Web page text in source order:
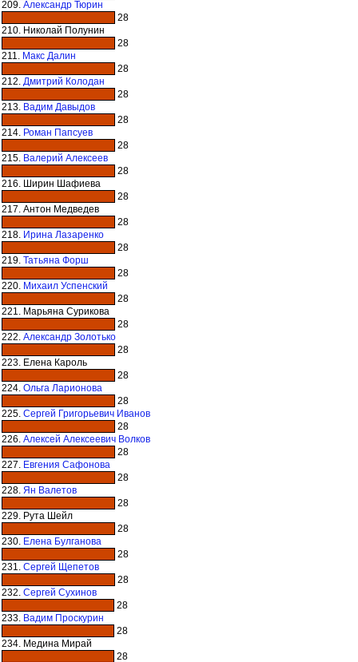
209. Александр Тюрин
28
210. Николай Полунин
28
211. Макс Далин
28
212. Дмитрий Колодан
28
213. Вадим Давыдов
28
214. Роман Папсуев
28
215. Валерий Алексеев
28
216. Ширин Шафиева
28
217. Антон Медведев
28
218. Ирина Лазаренко
28
219. Татьяна Форш
28
220. Михаил Успенский
28
221. Марьяна Сурикова
28
222. Александр Золотько
28
223. Елена Кароль
28
224. Ольга Ларионова
28
225. Сергей Григорьевич Иванов
28
226. Алексей Алексеевич Волков
28
227. Евгения Сафонова
28
228. Ян Валетов
28
229. Рута Шейл
28
230. Елена Булганова
28
231. Сергей Щепетов
28
232. Сергей Сухинов
28
233. Вадим Проскурин
28
234. Медина Мирай
28